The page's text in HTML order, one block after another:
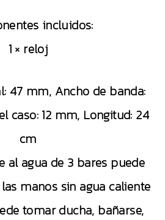
incluidos:
1 × reloj
47 mm, Ancho de banda:
caso: 12 mm, Longitud: 24
cm
al agua de 3 bares puede
manos sin agua caliente
tomar ducha, bañarse,